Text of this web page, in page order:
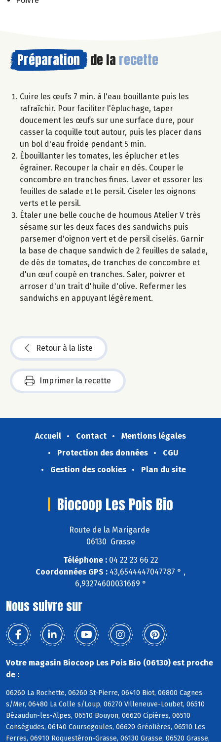
Préparation de la recette
Cuire les œufs 7 min. à l'eau bouillante puis les
rafraîchir. Pour faciliter l'épluchage, taper
doucement les œufs sur une surface dure, pour
casser la coquille tout autour, puis les placer dans
un bol d'eau froide pendant 5 min.
Ébouillanter les tomates, les éplucher et les
égrainer. Recouper la chair en dés. Couper le
concombre en tranches fines. Laver et essorer les
feuilles de salade et le persil. Ciseler les oignons
verts et le persil.
Étaler une belle couche de houmous Atelier V très
sésame sur les deux faces des sandwichs puis
parsemer d'oignon vert et de persil ciselés. Garnir
la base de chaque sandwich de 2 feuilles de salade,
de dés de tomates, de tranches de concombre et
d'un œuf coupé en tranches. Saler, poivrer et
arroser d'un trait d'huile d'olive. Refermer les
sandwichs en appuyant légèrement.
Retour à la liste
Imprimer la recette
Accueil Contact
Mentions légales
Protection des données
CGU
Gestion des cookies
Plan du site
Biocoop Les Pois Bio
Route de la Marigarde
06130 Grasse
Téléphone :04 22 23 66 22
Coordonnées GPS : 43,6544447047787 ° ,
6,93274600031669 °
Nous suivre sur
Votre magasin Biocoop Les Pois Bio (06130) est proche
de :
06260 La Rochette, 06260 St-Pierre, 06410 Biot, 06800 Cagnes
s/Mer, 06480 La Colle s/Loup, 06270 Villeneuve-Loubet, 06510
Bézaudun-les-Alpes, 06510 Bouyon, 06620 Cipières, 06510
Conségudes, 06140 Coursegoules, 06620 Gréolières, 06510 Les
Ferres, 06910 Roquestéron-Grasse, 06130 Grasse, 06520 Grasse,